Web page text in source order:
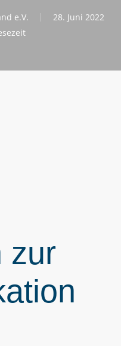
e.V.
28. Juni 2022
zur